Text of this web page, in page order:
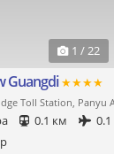
1 / 22
Guangdi★★★★
Toll Station, Panyu
0.1 км